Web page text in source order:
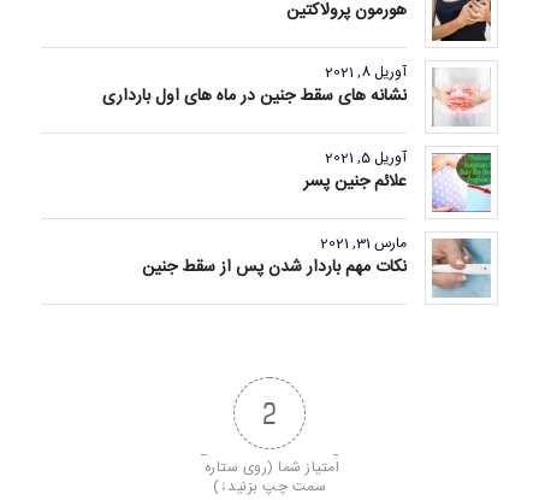
هورمون پرولاکتین
آوریل 8, 2021
نشانه های سقط جنین در ماه های اول بارداری
آوریل 5, 2021
علائم جنین پسر
مارس 31, 2021
نکات مهم باردار شدن پس از سقط جنین
2
امتیاز شما (روی ستاره
سمت چپ بزنید↓)